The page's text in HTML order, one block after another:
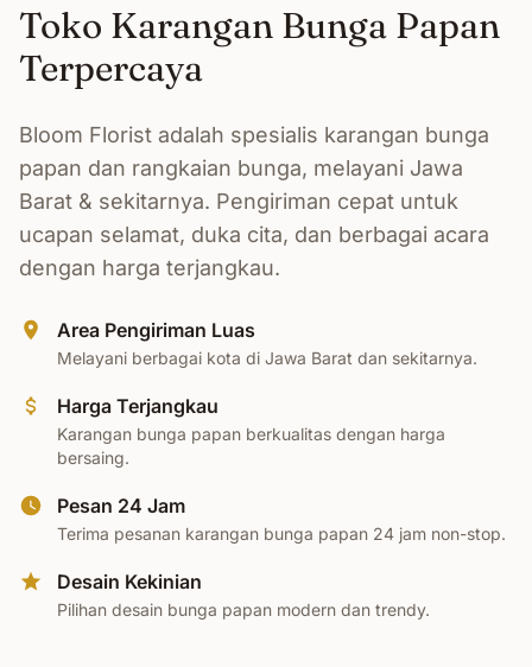
Toko Karangan Bunga Papan
Terpercaya
Bloom Florist adalah spesialis karangan bunga
papan dan rangkaian bunga, melayani Jawa
Barat & sekitarnya. Pengiriman cepat untuk
ucapan selamat, duka cita, dan berbagai acara
dengan harga terjangkau.
Area Pengiriman Luas
Melayani berbagai kota di Jawa Barat dan sekitarnya.
Harga Terjangkau
Karangan bunga papan berkualitas dengan harga
bersaing.
Pesan 24 Jam
Terima pesanan karangan bunga papan 24 jam non-stop.
Desain Kekinian
Pilihan desain bunga papan modern dan trendy.